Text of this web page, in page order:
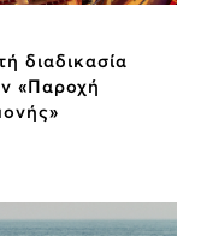
διαδικασία
«Παροχή